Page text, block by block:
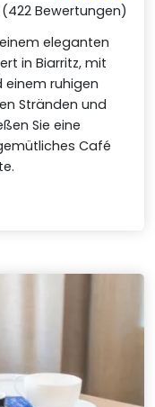
(422 Bewertungen)
eleganten
in Biarritz, mit
einem ruhigen
Stränden und
Sie eine
Café